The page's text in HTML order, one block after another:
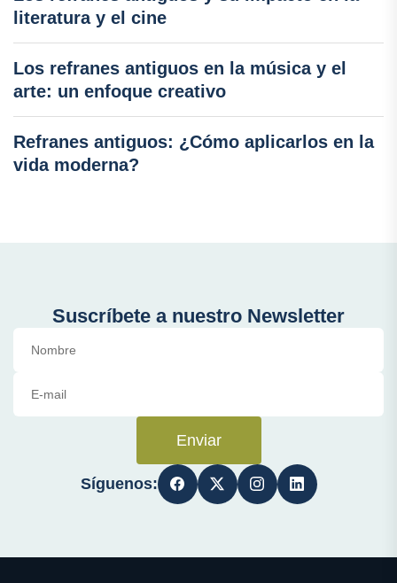
literatura y el cine
Los refranes antiguos en la música y el
arte: un enfoque creativo
Refranes antiguos: ¿Cómo aplicarlos en la
vida moderna?
Suscríbete a nuestro Newsletter
Enviar
Síguenos: